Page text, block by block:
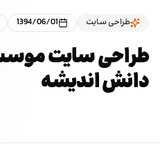
طراحی سایت 1394/06/01
طراحی سایت
دانش اندیشه